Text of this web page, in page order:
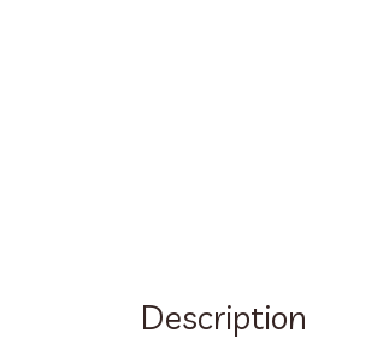
Description